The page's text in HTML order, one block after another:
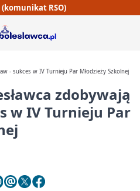
(komunikat RSO)
- sukces w IV Turnieju Par Młodzieży Szkolnej
zdobywają
w IV Turnieju Par